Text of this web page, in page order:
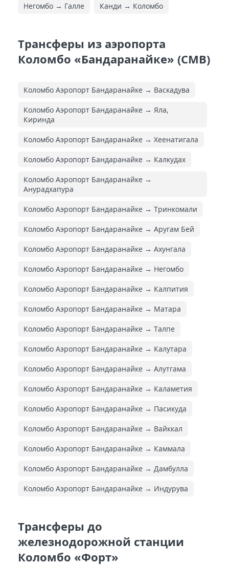
Негомбо → Галле Канди → Коломбо
Трансферы из аэропорта
Коломбо «Бандаранайке» (CMB)
Коломбо Аэропорт Бандаранайке → Васкадува
Коломбо Аэропорт Бандаранайке → Яла,
Киринда
Коломбо Аэропорт Бандаранайке → Хеенатигала
Коломбо Аэропорт Бандаранайке → Калкудах
Коломбо Аэропорт Бандаранайке →
Анурадхапура
Коломбо Аэропорт Бандаранайке → Тринкомали
Коломбо Аэропорт Бандаранайке → Аругам Бей
Коломбо Аэропорт Бандаранайке → Ахунгала
Коломбо Аэропорт Бандаранайке → Негомбо
Коломбо Аэропорт Бандаранайке → Калпития
Коломбо Аэропорт Бандаранайке → Матара
Коломбо Аэропорт Бандаранайке → Талпе
Коломбо Аэропорт Бандаранайке → Калутара
Коломбо Аэропорт Бандаранайке → Алутгама
Коломбо Аэропорт Бандаранайке → Каламетия
Коломбо Аэропорт Бандаранайке → Пасикуда
Коломбо Аэропорт Бандаранайке → Вайккал
Коломбо Аэропорт Бандаранайке → Каммала
Коломбо Аэропорт Бандаранайке → Дамбулла
Коломбо Аэропорт Бандаранайке → Индурува
Трансферы до
железнодорожной станции
Коломбо «Форт»